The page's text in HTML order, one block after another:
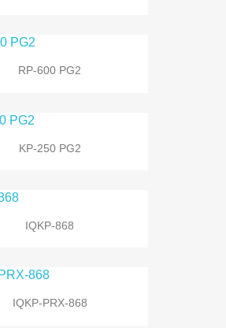
RP-600 PG2
KP-250 PG2
IQKP-868
IQKP-PRX-868